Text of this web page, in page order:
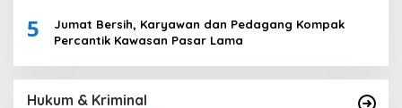
5
Jumat Bersih, Karyawan dan Pedagang Kompak
Percantik Kawasan Pasar Lama
Hukum & Kriminal